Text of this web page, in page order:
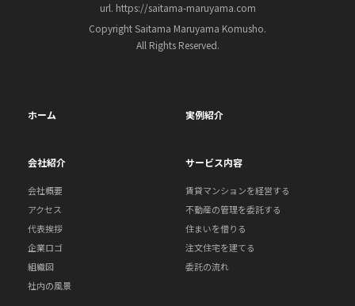
url. https://saitama-maruyama.com
Copyright Saitama Maruyama Komusho.
All Rights Reserved.
ホーム
会社紹介
会社概要
アクセス
代表挨拶
企業ロゴ
組織図
社内の風景
実例紹介
サービス内容
賃貸マンションを経営する
不動産の管理を委託する
住まいを借りる
注文住宅を建てる
委託の流れ